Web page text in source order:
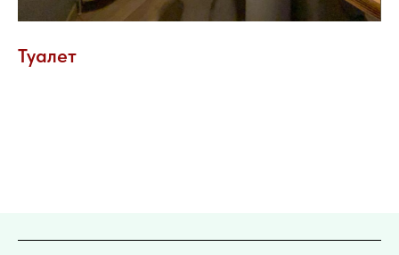
Туалет